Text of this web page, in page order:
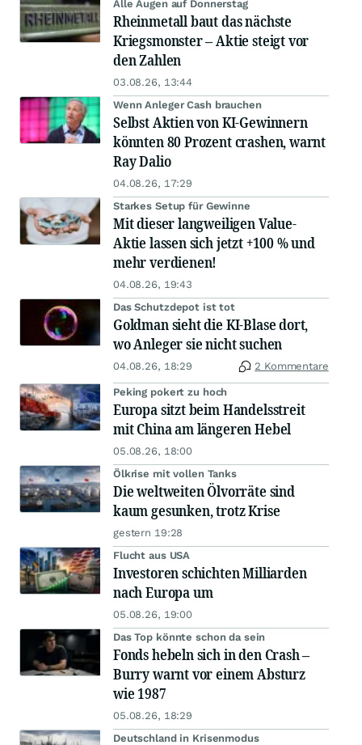
Alle Augen auf Donnerstag
Rheinmetall baut das nächste
Kriegsmonster – Aktie steigt vor
den Zahlen
03.08.26, 13:44
Wenn Anleger Cash brauchen
Selbst Aktien von KI-Gewinnern
könnten 80 Prozent crashen, warnt
Ray Dalio
04.08.26, 17:29
Starkes Setup für Gewinne
Mit dieser langweiligen Value-
Aktie lassen sich jetzt +100 % und
mehr verdienen!
04.08.26, 19:43
Das Schutzdepot ist tot
Goldman sieht die KI-Blase dort,
wo Anleger sie nicht suchen
04.08.26, 18:29 2 Kommentare
Peking pokert zu hoch
Europa sitzt beim Handelsstreit
mit China am längeren Hebel
05.08.26, 18:00
Ölkrise mit vollen Tanks
Die weltweiten Ölvorräte sind
kaum gesunken, trotz Krise
gestern 19:28
Flucht aus USA
Investoren schichten Milliarden
nach Europa um
05.08.26, 19:00
Das Top könnte schon da sein
Fonds hebeln sich in den Crash –
Burry warnt vor einem Absturz
wie 1987
05.08.26, 18:29
Deutschland in Krisenmodus